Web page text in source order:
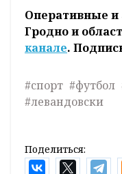
Оперативные и
Гродно и
канале.
#спорт #футбол
#левандовски
Поделиться: